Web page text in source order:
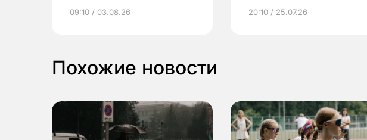
выиграть призы
09:10 / 03.08.26 20:10 / 25.07.26
Похожие новости